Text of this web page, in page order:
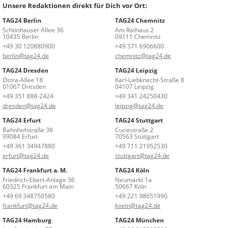
Unsere Redaktionen direkt für Dich vor Ort:
TAG24 Berlin
Schönhauser Allee 36
10435 Berlin
+49 30 120880900
berlin@tag24.de
TAG24 Chemnitz
Am Rathaus 2
09111 Chemnitz
+49 371 6906600
chemnitz@tag24.de
TAG24 Dresden
Ostra-Allee 18
01067 Dresden
+49 351 888-2424
dresden@tag24.de
TAG24 Leipzig
Karl-Liebknecht-Straße 8
04107 Leipzig
+49 341 24250430
leipzig@tag24.de
TAG24 Erfurt
Bahnhofstraße 38
99084 Erfurt
+49 361 34947880
erfurt@tag24.de
TAG24 Stuttgart
Curiestraße 2
70563 Stuttgart
+49 711 21952530
stuttgart@tag24.de
TAG24 Frankfurt a. M.
Friedrich-Ebert-Anlage 36
60325 Frankfurt am Main
+49 69 348750580
frankfurt@tag24.de
TAG24 Köln
Neumarkt 1a
50667 Köln
+49 221 98651990
koeln@tag24.de
TAG24 Hamburg
TAG24 München